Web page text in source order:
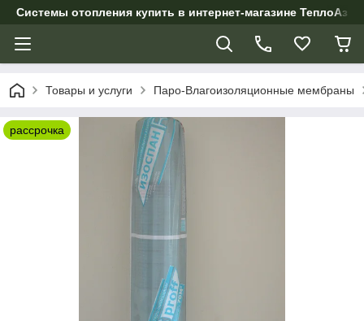
Системы отопления купить в интернет-магазине ТеплоАзии
Товары и услуги Паро-Влагоизоляционные мембраны
рассрочка